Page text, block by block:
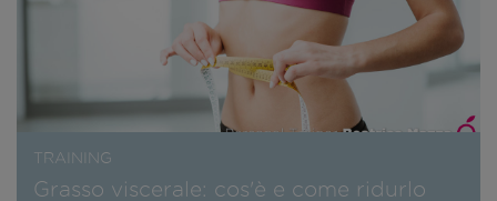
TRAINING
Grasso viscerale: cos'è e come ridurlo